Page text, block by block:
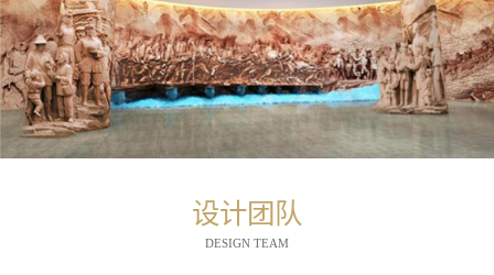
设计团队
DESIGN TEAM